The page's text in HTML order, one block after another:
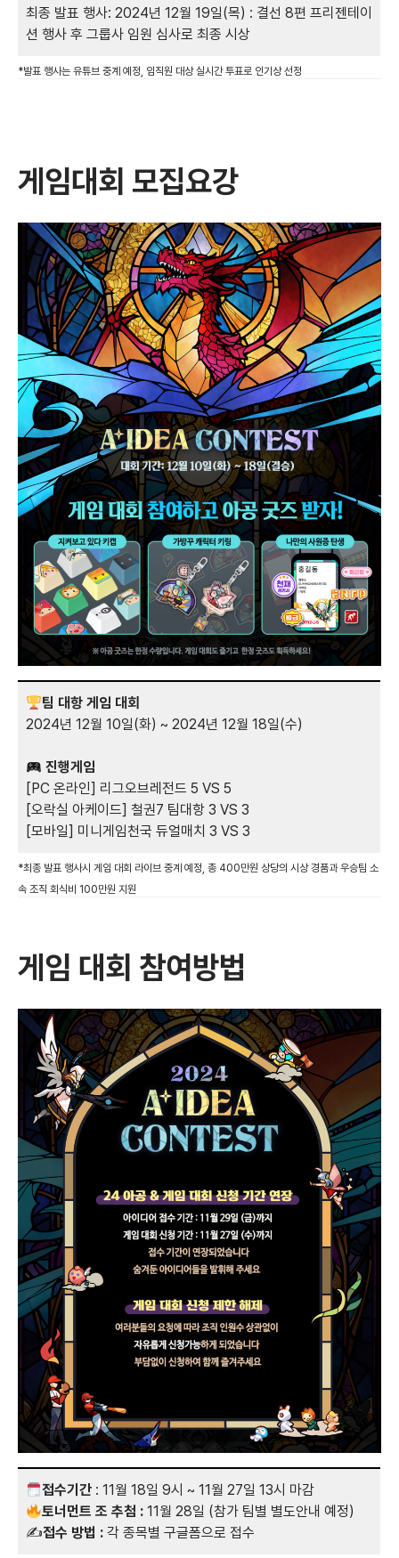
최종 발표 행사: 2024년 12월 19일(목) : 결선 8편 프리젠테이
션 행사 후 그룹사 임원 심사로 최종 시상
*발표 행사는 유튜브 중계 예정, 임직원 대상 실시간 투표로 인기상 선정
게임대회 모집요강
팀 대항 게임 대회
2024년 12월 10일(화) ~ 2024년 12월 18일(수)
진행게임
[PC 온라인] 리그오브레전드 5 VS 5
[오락실 아케이드] 철권7 팀대항 3 VS 3
[모바일] 미니게임천국 듀얼매치 3 VS 3
*최종 발표 행사시 게임 대회 라이브 중계 예정, 총 400만원 상당의 시상 경품과 우승팀 소
속 조직 회식비 100만원 지원
게임 대회 참여방법
접수기간 : 11월 18일 9시 ~ 11월 27일 13시 마감
토너먼트 조 추첨 : 11월 28일 (참가 팀별 별도안내 예정)
✍️접수 방법 : 각 종목별 구글폼으로 접수